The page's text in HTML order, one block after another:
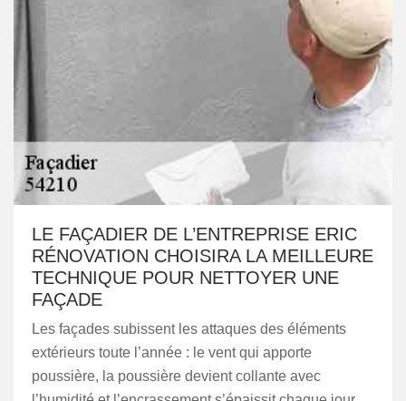
LE FAÇADIER DE L’ENTREPRISE ERIC
RÉNOVATION CHOISIRA LA MEILLEURE
TECHNIQUE POUR NETTOYER UNE
FAÇADE
Les façades subissent les attaques des éléments
extérieurs toute l’année : le vent qui apporte
poussière, la poussière devient collante avec